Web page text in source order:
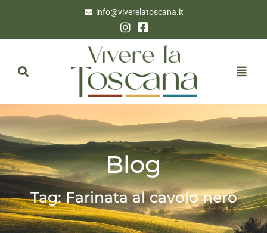
info@viverelatoscana.it
Blog
Tag: Farinata al cavolo nero